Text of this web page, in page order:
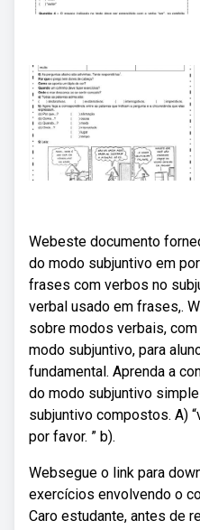
Webeste documento
do modo subjuntivo em
frases com verbos no
verbal usado em frases,.
sobre modos verbais,
modo subjuntivo, para
fundamental. Aprenda a
do modo subjuntivo
subjuntivo compostos. A)
por favor. ” b).
Websegue o link para
exercícios envolvendo o
Caro estudante, antes de